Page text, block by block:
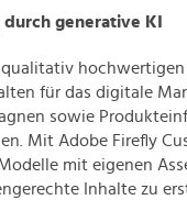
generative KI
qualitativ hochwertigen
für das digitale
sowie
Mit Adobe Firefly
mit eigenen
Inhalte zu